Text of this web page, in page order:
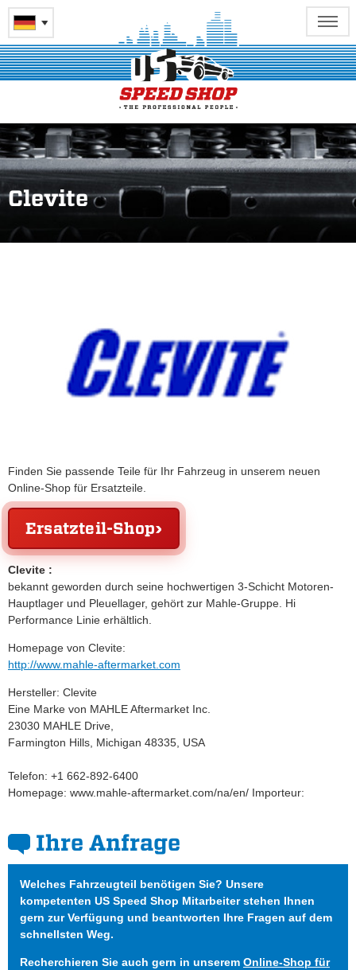
Clevite
Finden Sie passende Teile für Ihr Fahrzeug in unserem neuen
Online-Shop für Ersatzteile.
Ersatzteil-Shop
Clevite :
bekannt geworden durch seine hochwertigen 3-Schicht Motoren-
Hauptlager und Pleuellager, gehört zur Mahle-Gruppe. Hi
Performance Linie erhältlich.
Homepage von Clevite:
http://www.mahle-aftermarket.com
Hersteller: Clevite
Eine Marke von MAHLE Aftermarket Inc.
23030 MAHLE Drive,
Farmington Hills, Michigan 48335, USA
Telefon: +1 662-892-6400
Homepage: www.mahle-aftermarket.com/na/en/ Importeur:
Ihre Anfrage
Welches Fahrzeugteil benötigen Sie? Unsere
kompetenten US Speed Shop Mitarbeiter stehen Ihnen
gern zur Verfügung und beantworten Ihre Fragen auf dem
schnellsten Weg.
Recherchieren Sie auch gern in unserem Online-Shop für